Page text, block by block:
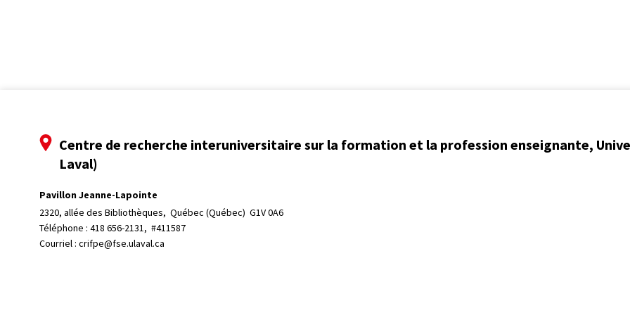
Centre de recherche interuniversitaire sur la formation et la profession enseignante,
Laval)
Pavillon Jeanne-Lapointe
2320, allée des Bibliothèques, Québec (Québec)  G1V 0A6
Téléphone : 418 656-2131, #411587
Courriel : crifpe@fse.ulaval.ca